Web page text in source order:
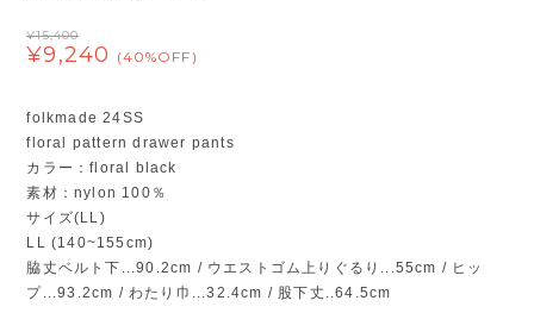
¥15,400
¥9,240 (40%OFF)
folkmade 24SS
floral pattern drawer pants
カラー：floral black
素材：nylon 100％
サイズ(LL)
LL (140~155cm)
脇丈ベルト下...90.2cm / ウエストゴム上りぐるり...55cm / ヒッ
プ...93.2cm / わたり巾...32.4cm / 股下丈..64.5cm